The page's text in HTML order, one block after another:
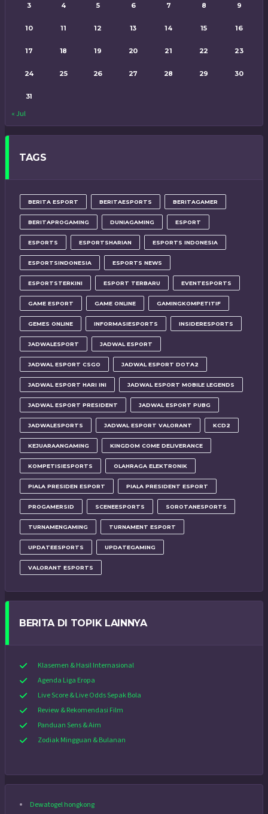
3 4 5 6 7 8 9
10 11 12 13 14 15 16
17 18 19 20 21 22 23
24 25 26 27 28 29 30
31
« Jul
TAGS
BERITA ESPORT BERITAESPORTS BERITAGAMER
BERITAPROGAMING DUNIAGAMING ESPORT
ESPORTS ESPORTSHARIAN ESPORTS INDONESIA
ESPORTSINDONESIA ESPORTS NEWS
ESPORTSTERKINI ESPORT TERBARU EVENTESPORTS
GAME ESPORT GAME ONLINE GAMINGKOMPETITIF
GEMES ONLINE INFORMASIESPORTS INSIDERESPORTS
JADWALESPORT JADWAL ESPORT
JADWAL ESPORT CSGO JADWAL ESPORT DOTA2
JADWAL ESPORT HARI INI JADWAL ESPORT MOBILE LEGENDS
JADWAL ESPORT PRESIDENT JADWAL ESPORT PUBG
JADWALESPORTS JADWAL ESPORT VALORANT KCD2
KEJUARAANGAMING KINGDOM COME DELIVERANCE
KOMPETISIESPORTS OLAHRAGA ELEKTRONIK
PIALA PRESIDEN ESPORT PIALA PRESIDENT ESPORT
PROGAMERSID SCENEESPORTS SOROTANESPORTS
TURNAMENGAMING TURNAMENT ESPORT
UPDATEESPORTS UPDATEGAMING
VALORANT ESPORTS
BERITA DI TOPIK LAINNYA
Klasemen & Hasil Internasional
Agenda Liga Eropa
Live Score & Live Odds Sepak Bola
Review & Rekomendasi Film
Panduan Sens & Aim
Zodiak Mingguan & Bulanan
Dewatogel hongkong